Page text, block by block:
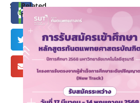
ShareRelated
news